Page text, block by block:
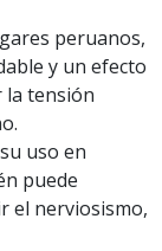
peruanos,
y un efecto
la tensión
uso en
puede
el nerviosismo,